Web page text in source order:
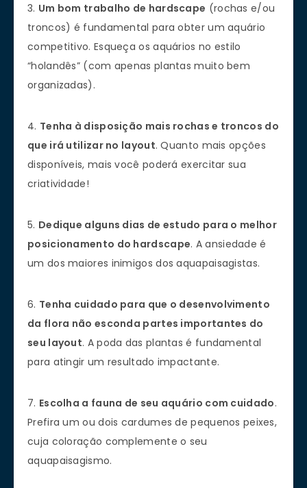
3. Um bom trabalho de hardscape (rochas e/ou
troncos) é fundamental para obter um aquário
competitivo. Esqueça os aquários no estilo
“holandês” (com apenas plantas muito bem
organizadas).
4. Tenha à disposição mais rochas e troncos do
que irá utilizar no layout. Quanto mais opções
disponíveis, mais você poderá exercitar sua
criatividade!
5. Dedique alguns dias de estudo para o melhor
posicionamento do hardscape. A ansiedade é
um dos maiores inimigos dos aquapaisagistas.
6. Tenha cuidado para que o desenvolvimento
da flora não esconda partes importantes do
seu layout. A poda das plantas é fundamental
para atingir um resultado impactante.
7. Escolha a fauna de seu aquário com cuidado.
Prefira um ou dois cardumes de pequenos peixes,
cuja coloração complemente o seu
aquapaisagismo.